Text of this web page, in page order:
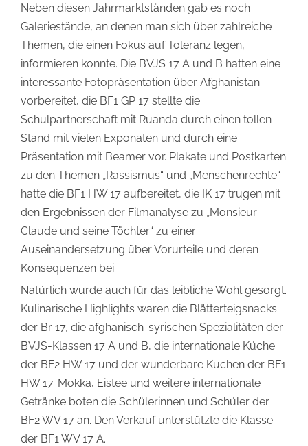
Neben diesen Jahrmarktständen gab es noch
Galeriestände, an denen man sich über zahlreiche
Themen, die einen Fokus auf Toleranz legen,
informieren konnte. Die BVJS 17 A und B hatten eine
interessante Fotopräsentation über Afghanistan
vorbereitet, die BF1 GP 17 stellte die
Schulpartnerschaft mit Ruanda durch einen tollen
Stand mit vielen Exponaten und durch eine
Präsentation mit Beamer vor. Plakate und Postkarten
zu den Themen „Rassismus“ und „Menschenrechte“
hatte die BF1 HW 17 aufbereitet, die IK 17 trugen mit
den Ergebnissen der Filmanalyse zu „Monsieur
Claude und seine Töchter“ zu einer
Auseinandersetzung über Vorurteile und deren
Konsequenzen bei.
Natürlich wurde auch für das leibliche Wohl gesorgt.
Kulinarische Highlights waren die Blätterteigsnacks
der Br 17, die afghanisch-syrischen Spezialitäten der
BVJS-Klassen 17 A und B, die internationale Küche
der BF2 HW 17 und der wunderbare Kuchen der BF1
HW 17. Mokka, Eistee und weitere internationale
Getränke boten die Schülerinnen und Schüler der
BF2 WV 17 an. Den Verkauf unterstützte die Klasse
der BF1 WV 17 A.